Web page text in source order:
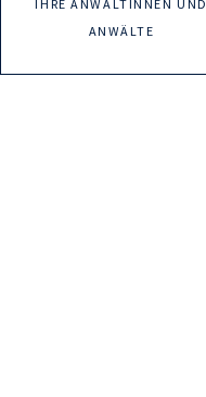
IHRE ANWÄLTINNEN UND
ANWÄLTE